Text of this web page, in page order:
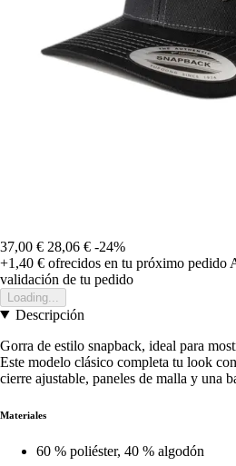
37,00 € 28,06 € -24%
+1,40 € ofrecidos en tu próximo pedido
validación de tu pedido
Loading...
Descripción
Gorra de estilo snapback, ideal para
Este modelo clásico completa tu look
cierre ajustable, paneles de malla y una
Materiales
60 % poliéster, 40 % algodón